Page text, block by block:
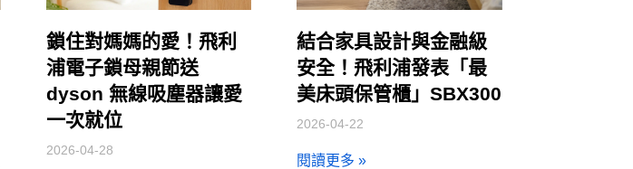
鎖住對媽媽的愛！飛利
浦電子鎖母親節送
dyson 無線吸塵器讓愛
一次就位
2026-04-28
結合家具設計與金融級
安全！飛利浦發表「最
美床頭保管櫃」SBX300
2026-04-22
閱讀更多 »